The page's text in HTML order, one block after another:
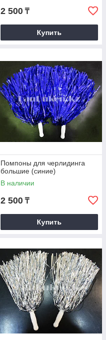
2 500 ₸
Купить
Помпоны для черлидинга
большие (синие)
В наличии
2 500 ₸
Купить